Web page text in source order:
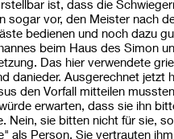
ist, dass die
sogar vor, den Meister nach
bedienen und noch dazu
beim Haus des Simon
Das hier verwendete
danieder. Ausgerechnet
den Vorfall mitteilen
erwarten, dass sie ihn
Nein, sie bitten nicht für sie,
als Person. Sie vertrauten